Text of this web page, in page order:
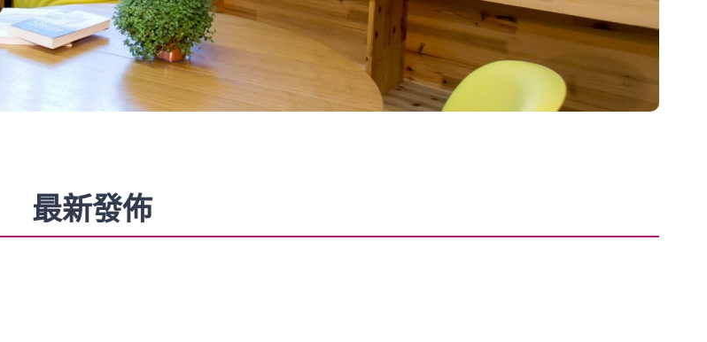
最新發佈